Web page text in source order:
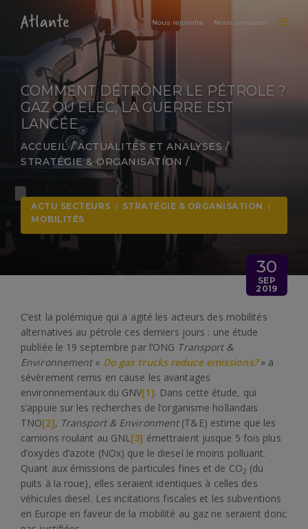
Nous rejoindre Nous contacter
COMMENT DÉTRÔNER LE PÉTROLE ?
GAZ OU ELEC, LA GUERRE EST
LANCÉE
ACCUEIL/ACTUALITÉS ET ANALYSES /
STRATÉGIE & ORGANISATION /
ACTU SECTEURS | STRATÉGIE & ORGANISATION
|
MOBILITÉS
30
SEP
2019
C’est la polémique qui a agité les acteurs des mobilités
alternatives au pétrole ces derniers jours : une étude
publiée le 19 septembre par l’ONG Transport &
Environnement« Do gas trucks reduce emissions?» a
sévèrement remis en cause les avantages
environnementaux du GNV[1]. Dans cette étude, qui
s’appuie sur les recherches de l’organisme hollandais
TNO[2], Transport & Environment (T&E) estime que les
camions roulant au GNL[3] émettraient jusque 5 fois plus
d’oxydes d’azote (NOx) que le diesel le moins polluant.
Quant aux émissions de particules fines et de CO2 (du
puits à la roue), elles seraient identiques à celles des
véhicules diesel. Les incitations fiscales et les subventions
en Europe en faveur de la mobilité au gaz ne seraient donc